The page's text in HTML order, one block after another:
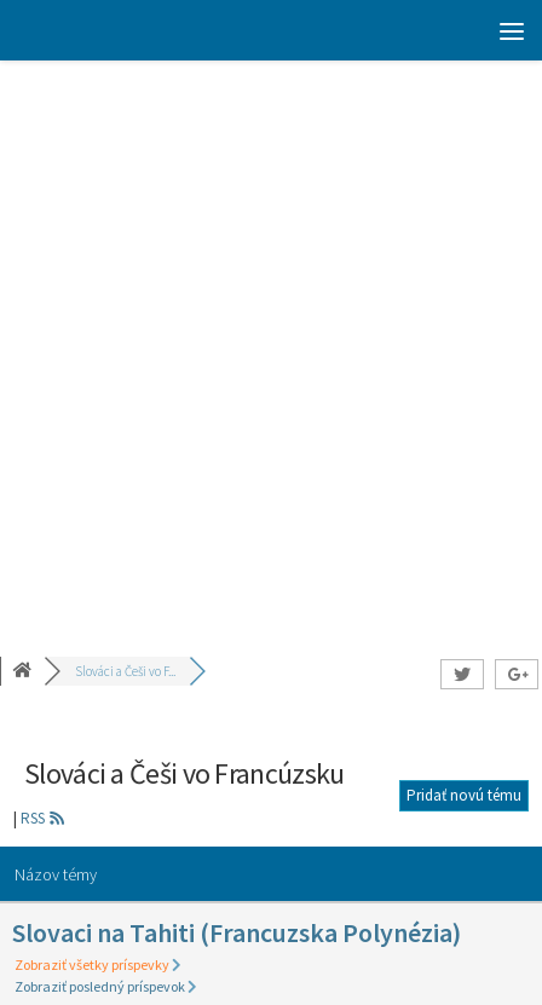
Slováci a Češi vo F...
Slováci a Češi vo Francúzsku
| RSS
Pridať novú tému
Názov témy
Slovaci na Tahiti (Francuzska Polynézia)
Zobraziť všetky príspevky
Zobraziť posledný príspevok